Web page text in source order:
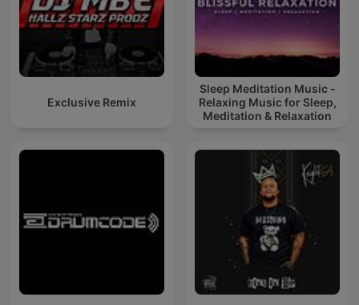
Exclusive Remix
Sleep Meditation Music -
Relaxing Music for Sleep,
Meditation & Relaxation